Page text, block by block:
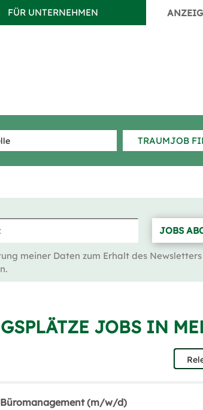
FÜR UNTERNEHMEN
TRAUMJOB
JOBS
meiner Daten zum Erhalt des
JOBS IN
(m/w/d)